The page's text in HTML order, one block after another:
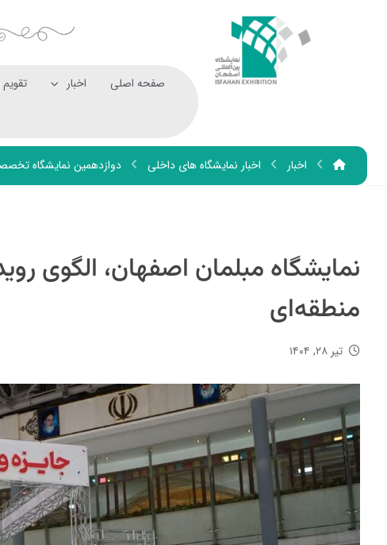
صفحه اصلی اخبار
اخبار اخبار نمایشگاه های داخلی دوازدهمین نمایشگاه
نمایشگاه مبلمان اصفهان، الگوی
منطقه‌ای
تیر ۲۸, ۱۴۰۴